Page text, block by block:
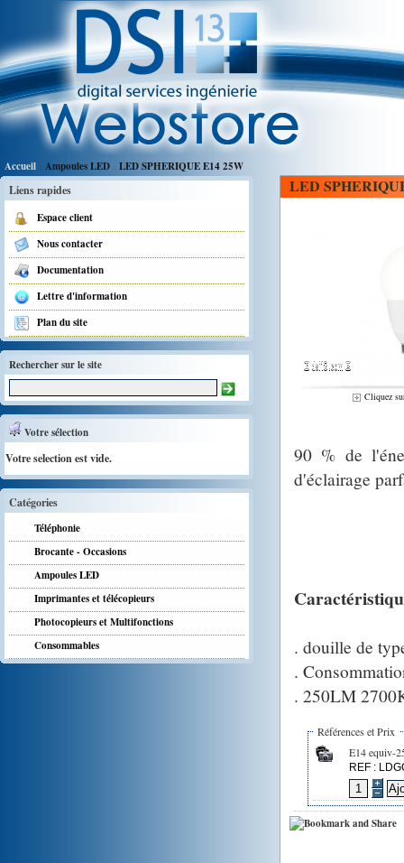
Accueil :: Ampoules LED :: LED SPHERIQUE E14 25W
LED
Cliquez
90 % de
d'éclairage
. douille de
.
. 250LM
Références et Prix
E14 equiv-
REF :
Liens rapides
Espace client
Nous contacter
Documentation
Lettre d'information
Plan du site
Rechercher sur le site
Votre sélection
Votre selection est vide.
Catégories
Téléphonie
Brocante - Occasions
Ampoules LED
Imprimantes et télécopieurs
Photocopieurs et Multifonctions
Consommables